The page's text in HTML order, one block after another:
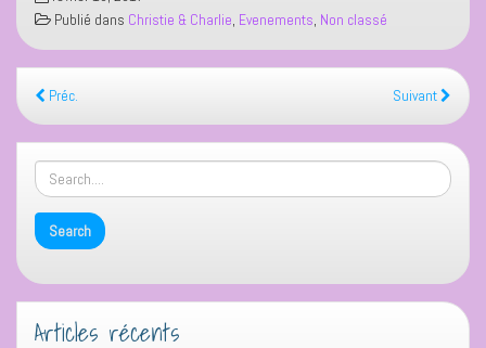
Publié dans Christie & Charlie, Evenements, Non classé
Préc. Suivant
Articles récents